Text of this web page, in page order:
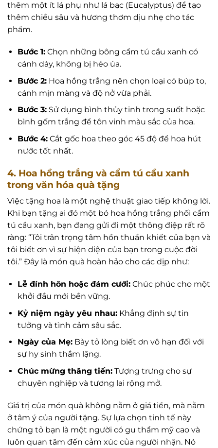
thêm một ít lá phụ như lá bạc (Eucalyptus) để tạo
thêm chiều sâu và hương thơm dịu nhẹ cho tác
phẩm.
Bước 1:Chọn những bông cẩm tú cầu xanh có
cánh dày, không bị héo úa.
Bước 2:Hoa hồng trắng nên chọn loại có búp to,
cánh mịn màng và độ nở vừa phải.
Bước 3:Sử dụng bình thủy tinh trong suốt hoặc
bình gốm trắng để tôn vinh màu sắc của hoa.
Bước 4:Cắt gốc hoa theo góc 45 độ để hoa hút
nước tốt nhất.
4. Hoa hồng trắng và cẩm tú cầu xanh
trong văn hóa quà tặng
Việc tặng hoa là một nghệ thuật giao tiếp không lời.
Khi bạn tặng ai đó một bó hoa hồng trắng phối cẩm
tú cầu xanh, bạn đang gửi đi một thông điệp rất rõ
ràng: “Tôi trân trọng tâm hồn thuần khiết của bạn và
tôi biết ơn vì sự hiện diện của bạn trong cuộc đời
tôi.” Đây là món quà hoàn hảo cho các dịp như:
Lễ đính hôn hoặc đám cưới:Chúc phúc cho một
khởi đầu mới bền vững.
Kỷ niệm ngày yêu nhau:Khẳng định sự tin
tưởng và tình cảm sâu sắc.
Ngày của Mẹ:Bày tỏ lòng biết ơn vô hạn đối với
sự hy sinh thầm lặng.
Chúc mừng thăng tiến:Tượng trưng cho sự
chuyên nghiệp và tương lai rộng mở.
Giá trị của món quà không nằm ở giá tiền, mà nằm
ở tâm ý của người tặng. Sự lựa chọn tinh tế này
chứng tỏ bạn là một người có gu thẩm mỹ cao và
luôn quan tâm đến cảm xúc của người nhận. Nó